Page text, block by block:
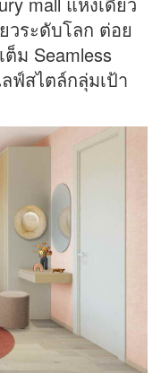
วระดับโลก ต่อย
ม Seamless
ฟ์สไตล์กลุ่มเป้า